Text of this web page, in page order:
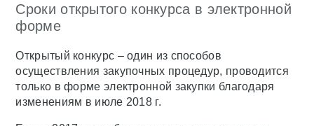
Сроки открытого конкурса в электронной
форме
Открытый конкурс – один из способов
осуществления закупочных процедур, проводится
только в форме электронной закупки благодаря
изменениям в июле 2018 г.